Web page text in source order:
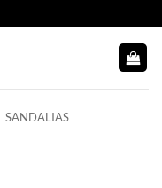
SANDALIAS